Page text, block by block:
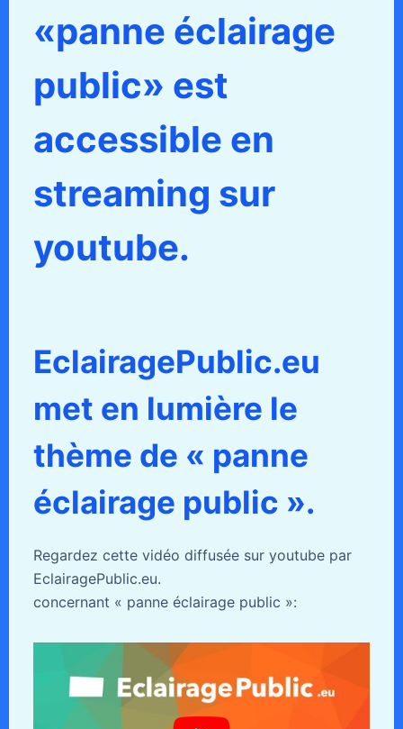
«panne éclairage
public» est
accessible en
streaming sur
youtube.
EclairagePublic.eu
met en lumière le
thème de « panne
éclairage public ».
Regardez cette vidéo diffusée sur youtube par
EclairagePublic.eu.
concernant « panne éclairage public »: